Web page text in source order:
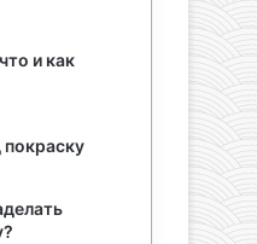
и как
покраску